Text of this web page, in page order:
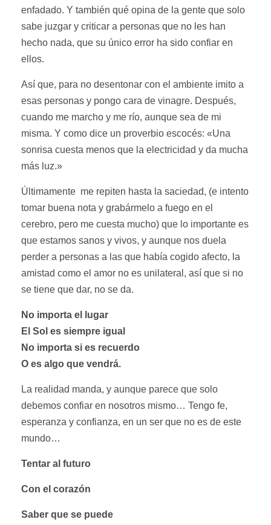
enfadado. Y también qué opina de la gente que solo
sabe juzgar y criticar a personas que no les han
hecho nada, que su único error ha sido confiar en
ellos.
Así que, para no desentonar con el ambiente imito a
esas personas y pongo cara de vinagre. Después,
cuando me marcho y me río, aunque sea de mi
misma. Y como dice un proverbio escocés: «Una
sonrisa cuesta menos que la electricidad y da mucha
más luz.»
Últimamente me repiten hasta la saciedad, (e intento
tomar buena nota y grabármelo a fuego en el
cerebro, pero me cuesta mucho) que lo importante es
que estamos sanos y vivos, y aunque nos duela
perder a personas a las que había cogido afecto, la
amistad como el amor no es unilateral, así que si no
se tiene que dar, no se da.
No importa el lugar
El Sol es siempre igual
No importa si es recuerdo
O es algo que vendrá.
La realidad manda, y aunque parece que solo
debemos confiar en nosotros mismo… Tengo fe,
esperanza y confianza, en un ser que no es de este
mundo…
Tentar al futuro
Con el corazón
Saber que se puede